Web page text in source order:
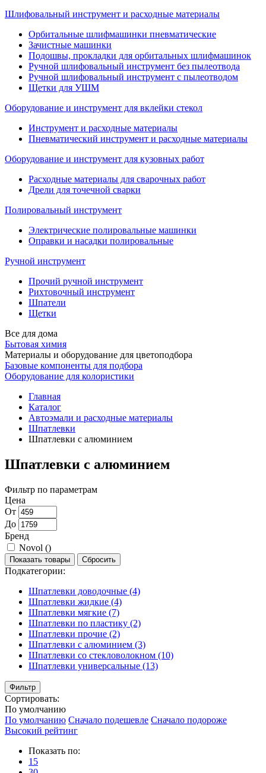
Шлифовальный инструмент и расходные материалы
Орбитальные шлифмашинки пневматические
Зачистные машинки
Подошвы, прокладки для орбитальных шлифмашинок
Ручной шлифовальный инструмент без пылеотвода
Ручной шлифовальный инструмент с пылеотводом
Щетки для УШМ
Оборудование и инструмент для вклейки стекол
Инструмент и расходные материалы
Пневматический инструмент и расходные материалы
Оборудование и инструмент для кузовных работ
Расходные материалы для сварочных работ
Дрели для точечной сварки
Полировальный инструмент
Электрические полировальные машинки
Оправки и насадки полировальные
Ручной инструмент
Прочий ручной инструмент
Рихтовочный инструмент
Шпатели
Щетки
Все для дома
Бытовая химия
Материалы и оборудование для цветоподбора
Базовые компоненты для подбора
Оборудование для колористики
Главная
Каталог
Автоэмали и расходные материалы
Шпатлевки
Шпатлевки с алюминием
Шпатлевки с алюминием
Фильтр по параметрам
Цена
От
До
Бренд
Novol ()
Показать товары Сбросить
Подкатегории:
Шпатлевки доводочные (4)
Шпатлевки жидкие (4)
Шпатлевки мягкие (7)
Шпатлевки по пластику (2)
Шпатлевки прочие (2)
Шпатлевки с алюминием (3)
Шпатлевки со стекловолокном (10)
Шпатлевки универсальные (13)
Фильтр
Сортировать:
По умолчанию
По умолчанию Сначало подешевле Сначало подороже
Высокий рейтинг
Показать по:
15